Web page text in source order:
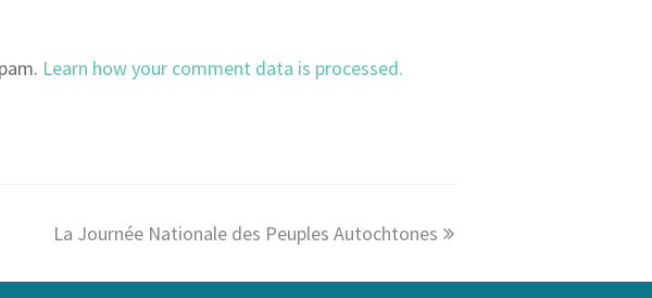
Learn how your comment data is processed.
La Journée Nationale des Peuples Autochtones